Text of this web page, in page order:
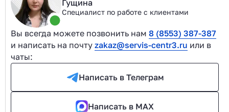
Гущина
Специалист по работе с клиентами
Вы всегда можете позвонить нам 8 (8553) 387-387
и написать на почту zakaz@servis-centr3.ru или в
чаты:
Написать в Телеграм
Написать в MAX